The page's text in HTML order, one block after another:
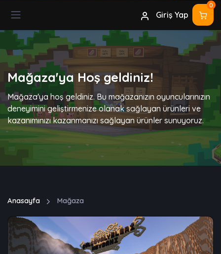
Giriş Yap
0
Mağaza'ya Hoş geldiniz!
Mağaza'ya hoş geldiniz. Bu mağazanızın oyuncularınızın
deneyimini geliştirmenize olanak sağlayan ürünleri ve
kazanımınızı kazanmanızı sağlayan ürünler sunuyoruz.
Anasayfa Mağaza